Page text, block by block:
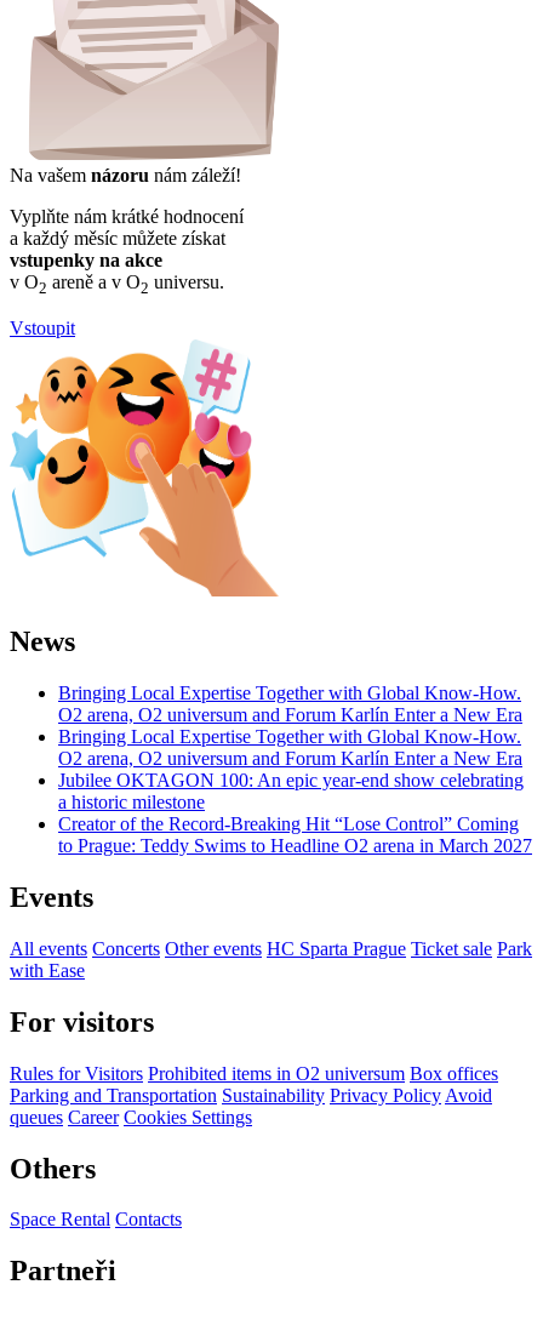
Na vašem názoru nám záleží!
Vyplňte nám krátké hodnocení
a každý měsíc můžete získat
vstupenky na akce
v O2 areně a v O2 universu.
Vstoupit
News
Bringing Local Expertise Together with Global Know-How.
O2 arena, O2 universum and Forum Karlín Enter a New Era
Bringing Local Expertise Together with Global Know-How.
O2 arena, O2 universum and Forum Karlín Enter a New Era
Jubilee OKTAGON 100: An epic year-end show celebrating
a historic milestone
Creator of the Record-Breaking Hit “Lose Control” Coming
to Prague: Teddy Swims to Headline O2 arena in March 2027
Events
All events Concerts Other events HC Sparta Prague Ticket sale Park
with Ease
For visitors
Rules for Visitors Prohibited items in O2 universum Box offices
Parking and Transportation Sustainability Privacy Policy Avoid
queues Career Cookies Settings
Others
Space Rental Contacts
Partneři